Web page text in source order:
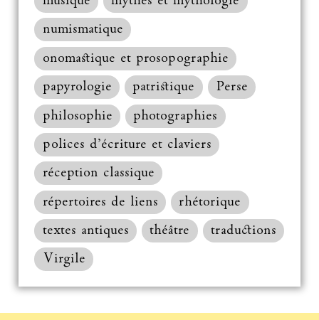
numismatique
onomastique et prosopographie
papyrologie
patristique
Perse
philosophie
photographies
polices d’écriture et claviers
réception classique
répertoires de liens
rhétorique
textes antiques
théâtre
traductions
Virgile